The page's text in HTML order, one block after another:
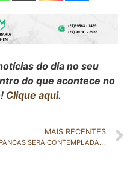
do dia no seu
do que acontece no
Clique aqui.
MAIS RECENTES
PANCAS SERÁ CONTEMPLADA COM A INSTALAÇÃO DE UMA ESTAÇÃO METEREOLOGICA